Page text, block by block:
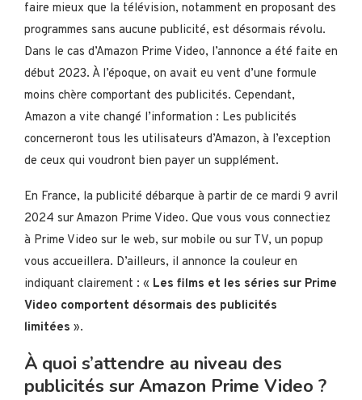
faire mieux que la télévision, notamment en proposant des
programmes sans aucune publicité, est désormais révolu.
Dans le cas d’Amazon Prime Video, l’annonce a été faite en
début 2023. À l’époque, on avait eu vent d’une formule
moins chère comportant des publicités. Cependant,
Amazon a vite changé l’information : Les publicités
concerneront tous les utilisateurs d’Amazon, à l’exception
de ceux qui voudront bien payer un supplément.
En France, la publicité débarque à partir de ce mardi 9 avril
2024 sur Amazon Prime Video. Que vous vous connectiez
à Prime Video sur le web, sur mobile ou sur TV, un popup
vous accueillera. D’ailleurs, il annonce la couleur en
indiquant clairement : « Les films et les séries sur Prime
Video comportent désormais des publicités
limitées ».
À quoi s’attendre au niveau des
publicités sur Amazon Prime Video ?